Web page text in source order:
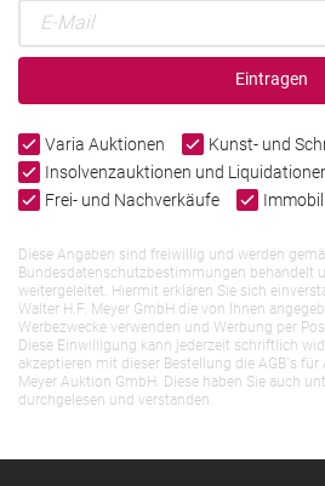
Eintragen
Varia Auktionen
Kunst- und
Insolvenzauktionen und
Frei- und Nachverkäufe
Diese Angaben sind freiwillig und werden
Bundesdatenschutzbestimmungen behandelt
weitergeleitet. Hiermit erklären Sie sich
Walter H.F. Meyer GmbH die von Ihnen
Werbezwecke verwenden und Werbung per
Diese Einwilligung kann jederzeit schriftlich
akzeptieren mit dieser Bestellung die AGB`s für
Meyer Auktion GmbH. Diese haben Sie auch
durchgelesen und verstanden.